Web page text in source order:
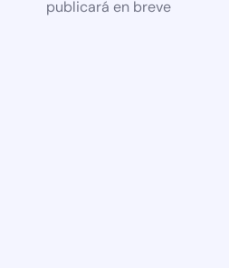
publicará en breve